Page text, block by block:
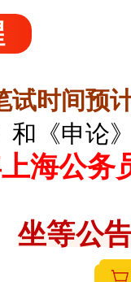
试时间预
和《申论
海公务
坐等公